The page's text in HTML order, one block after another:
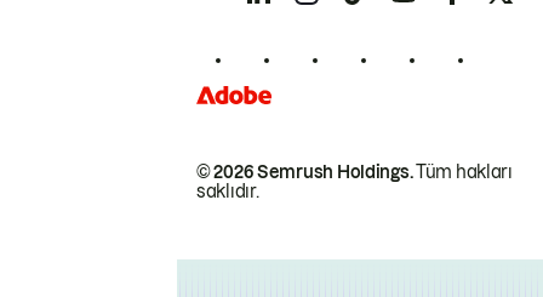
© 2026 Semrush Holdings.Tüm hakları
saklıdır.